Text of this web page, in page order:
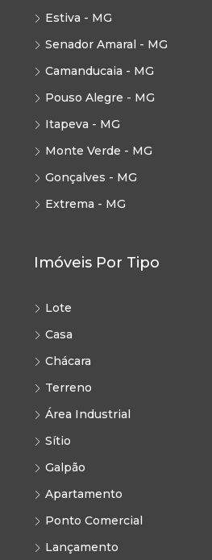
Estiva - MG
Senador Amaral - MG
Camanducaia - MG
Pouso Alegre - MG
Itapeva - MG
Monte Verde - MG
Gonçalves - MG
Extrema - MG
Imóveis Por Tipo
Lote
Casa
Chácara
Terreno
Área Industrial
Sítio
Galpão
Apartamento
Ponto Comercial
Lançamento